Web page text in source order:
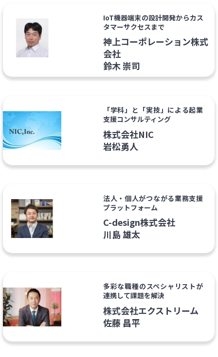
IoT機器端末の設計開発からカス
タマーサクセスまで
神上コーポレーション株式
会社
鈴木 崇司
「学科」と「実技」による起業
支援コンサルティング
株式会社NIC
岩松勇人
法人・個人がつながる業務支援
プラットフォーム
C-design株式会社
川島 雄太
多彩な職種のスペシャリストが
連携して課題を解決
株式会社エクストリーム
佐藤 昌平